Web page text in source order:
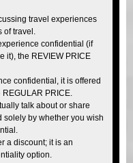
travel experiences
travel.
confidential (if
it), the REVIEW PRICE
confidential, it is offered
PRICE.
talk about or share
solely by whether you wish
a discount; it is an
option.